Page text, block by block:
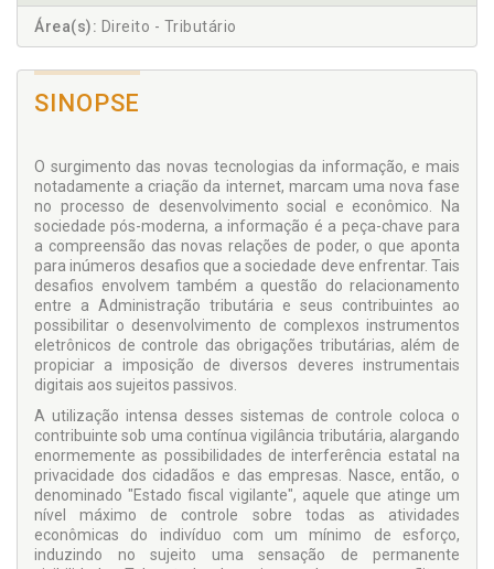
Área(s): Direito - Tributário
SINOPSE
O surgimento das novas tecnologias da informação, e mais
notadamente a criação da internet, marcam uma nova fase
no processo de desenvolvimento social e econômico. Na
sociedade pós-moderna, a informação é a peça-chave para
a compreensão das novas relações de poder, o que aponta
para inúmeros desafios que a sociedade deve enfrentar. Tais
desafios envolvem também a questão do relacionamento
entre a Administração tributária e seus contribuintes ao
possibilitar o desenvolvimento de complexos instrumentos
eletrônicos de controle das obrigações tributárias, além de
propiciar a imposição de diversos deveres instrumentais
digitais aos sujeitos passivos.
A utilização intensa desses sistemas de controle coloca o
contribuinte sob uma contínua vigilância tributária, alargando
enormemente as possibilidades de interferência estatal na
privacidade dos cidadãos e das empresas. Nasce, então, o
denominado "Estado fiscal vigilante", aquele que atinge um
nível máximo de controle sobre todas as atividades
econômicas do indivíduo com um mínimo de esforço,
induzindo no sujeito uma sensação de permanente